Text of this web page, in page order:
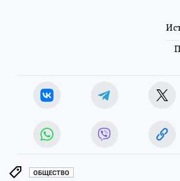
ОБЩЕСТВО